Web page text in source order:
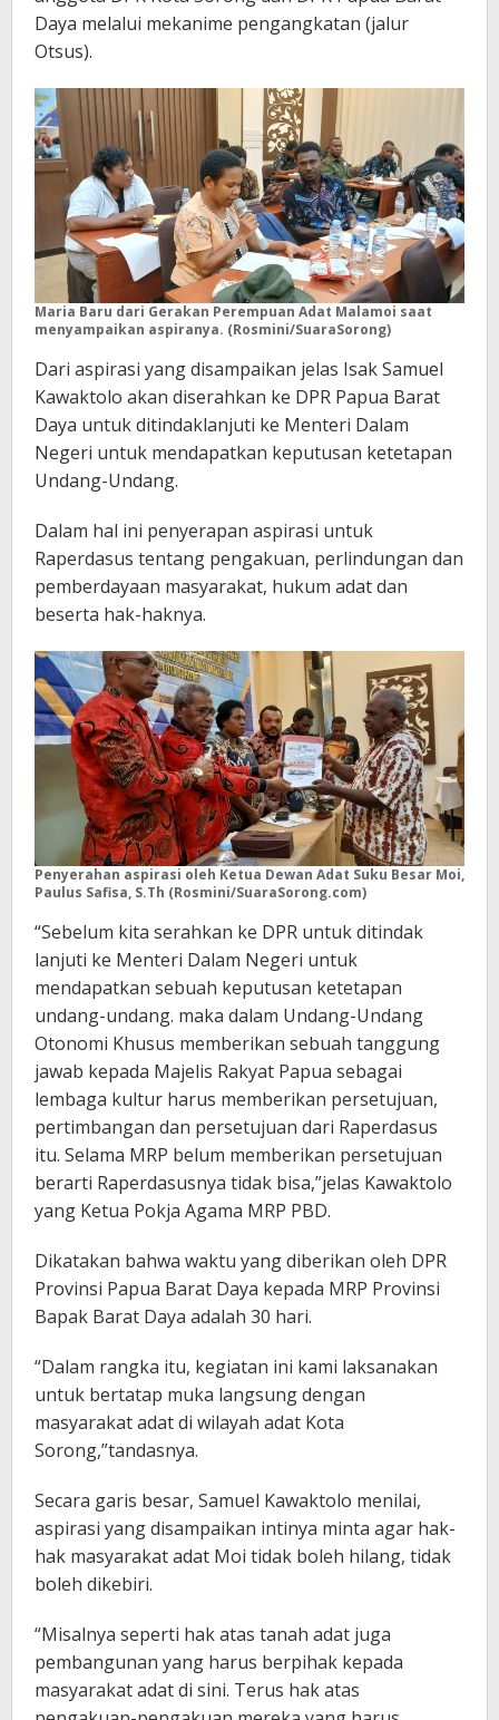
Daya melalui mekanime pengangkatan (jalur
Otsus).
Maria Baru dari Gerakan Perempuan Adat Malamoi saat
menyampaikan aspiranya. (Rosmini/SuaraSorong)
Dari aspirasi yang disampaikan jelas Isak Samuel
Kawaktolo akan diserahkan ke DPR Papua Barat
Daya untuk ditindaklanjuti ke Menteri Dalam
Negeri untuk mendapatkan keputusan ketetapan
Undang-Undang.
Dalam hal ini penyerapan aspirasi untuk
Raperdasus tentang pengakuan, perlindungan dan
pemberdayaan masyarakat, hukum adat dan
beserta hak-haknya.
Penyerahan aspirasi oleh Ketua Dewan Adat Suku Besar Moi,
Paulus Safisa, S.Th (Rosmini/SuaraSorong.com)
“Sebelum kita serahkan ke DPR untuk ditindak
lanjuti ke Menteri Dalam Negeri untuk
mendapatkan sebuah keputusan ketetapan
undang-undang. maka dalam Undang-Undang
Otonomi Khusus memberikan sebuah tanggung
jawab kepada Majelis Rakyat Papua sebagai
lembaga kultur harus memberikan persetujuan,
pertimbangan dan persetujuan dari Raperdasus
itu. Selama MRP belum memberikan persetujuan
berarti Raperdasusnya tidak bisa,”jelas Kawaktolo
yang Ketua Pokja Agama MRP PBD.
Dikatakan bahwa waktu yang diberikan oleh DPR
Provinsi Papua Barat Daya kepada MRP Provinsi
Bapak Barat Daya adalah 30 hari.
“Dalam rangka itu, kegiatan ini kami laksanakan
untuk bertatap muka langsung dengan
masyarakat adat di wilayah adat Kota
Sorong,”tandasnya.
Secara garis besar, Samuel Kawaktolo menilai,
aspirasi yang disampaikan intinya minta agar hak-
hak masyarakat adat Moi tidak boleh hilang, tidak
boleh dikebiri.
“Misalnya seperti hak atas tanah adat juga
pembangunan yang harus berpihak kepada
masyarakat adat di sini. Terus hak atas